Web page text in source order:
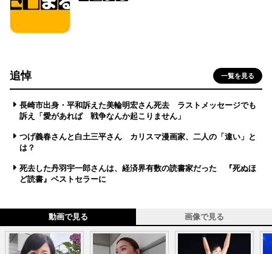
追悼 一覧を見る
長崎市出身・平和訴えた美輪明宏さん死去 ラストメッセージでも
訴え「愛があれば 戦争なんか起こりません」
つげ義春さんと白土三平さん カリスマ漫画家、二人の「違い」と
は？
死去した丹羽宇一郎さんは、経済界有数の読書家だった 『死ぬほ
ど読書』ベストセラーに
動画で見る 画像で見る